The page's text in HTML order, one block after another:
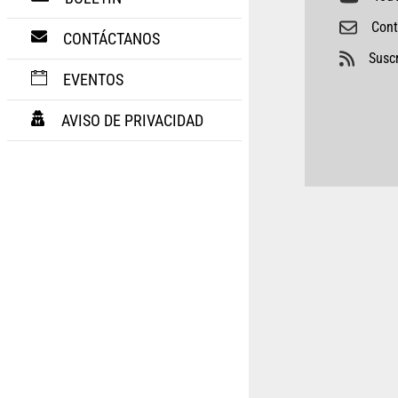
CONTÁCTANOS
EVENTOS
AVISO DE PRIVACIDAD